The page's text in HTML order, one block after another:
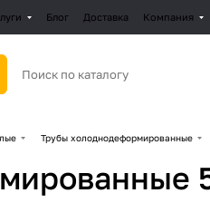
Блог Доставка Компания
Трубы холоднодеформированные